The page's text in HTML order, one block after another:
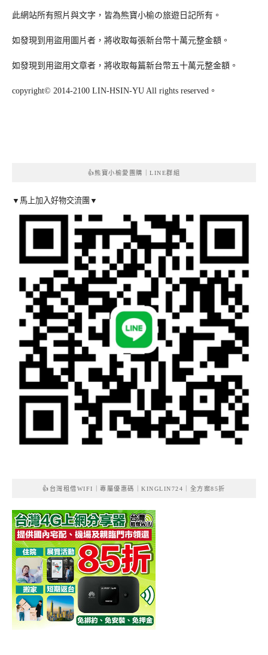
此網站所有照片與文字，皆為熊寶小榆の旅遊日記所有。
如發現到用盜用圖片者，將收取每張新台幣十萬元整金額。
如發現到用盜用文章者，將收取每篇新台幣五十萬元整金額。
copyright© 2014-2100 LIN-HSIN-YU All rights reserved。
👍熊寶小榆愛團購｜LINE群組
▼馬上加入好物交流團▼
👍台灣租借WIFI｜專屬優惠碼｜KINGLIN724｜全方案85折